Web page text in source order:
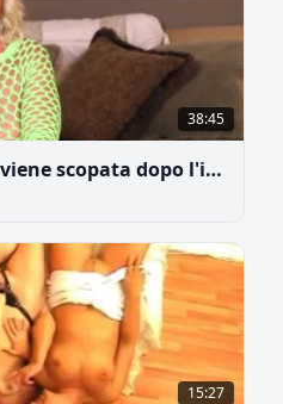
38:45
Una signora esperta viene scopata dopo l'intervista
15:27